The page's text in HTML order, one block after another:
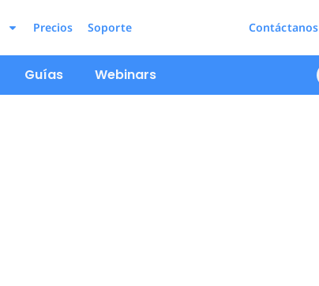
Precios Soporte Contáctanos
Guías Webinars